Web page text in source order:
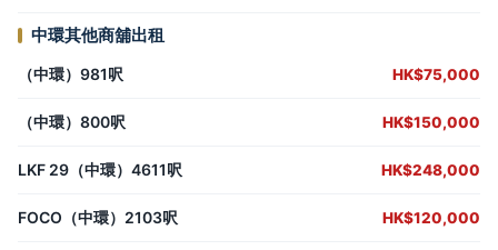
中環其他商舖出租
（中環）981呎 HK$75,000
（中環）800呎 HK$150,000
LKF 29（中環）4611呎 HK$248,000
FOCO（中環）2103呎 HK$120,000